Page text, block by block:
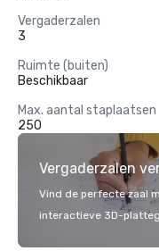
Vergaderzalen
3
Ruimte (buiten)
Beschikbaar
Max. aantal staplaatsen
250
Vergaderzalen
Vind de perfecte zaal
interactieve 3D-